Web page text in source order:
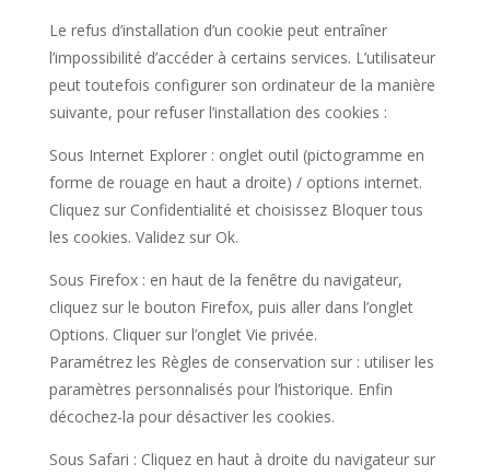
Le refus d’installation d’un cookie peut entraîner
l’impossibilité d’accéder à certains services. L’utilisateur
peut toutefois configurer son ordinateur de la manière
suivante, pour refuser l’installation des cookies :
Sous Internet Explorer : onglet outil (pictogramme en
forme de rouage en haut a droite) / options internet.
Cliquez sur Confidentialité et choisissez Bloquer tous
les cookies. Validez sur Ok.
Sous Firefox : en haut de la fenêtre du navigateur,
cliquez sur le bouton Firefox, puis aller dans l’onglet
Options. Cliquer sur l’onglet Vie privée.
Paramétrez les Règles de conservation sur : utiliser les
paramètres personnalisés pour l’historique. Enfin
décochez-la pour désactiver les cookies.
Sous Safari : Cliquez en haut à droite du navigateur sur